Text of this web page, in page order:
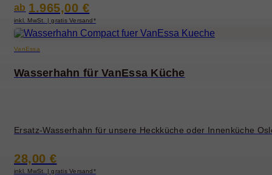
ab 1.965,00 €
inkl. MwSt. | gratis Versand*
VanEssa
Wasserhahn für VanEssa Küche
Ersatz-Wasserhahn für unsere Heckküche oder Innenküche
28,00 €
inkl. MwSt. | gratis Versand*